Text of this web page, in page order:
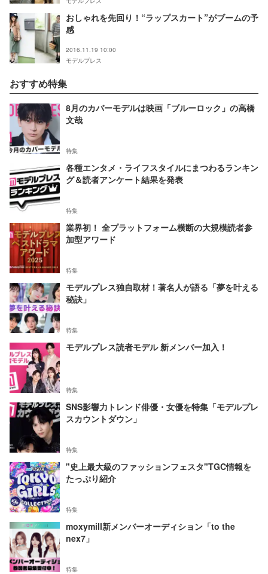
おしゃれを先回り！“ラップスカート”がブームの予
感
2016.11.19 10:00
モデルプレス
おすすめ特集
8月のカバーモデルは映画「ブルーロック」の高橋
文哉
特集
各種エンタメ・ライフスタイルにまつわるランキン
グ＆読者アンケート結果を発表
特集
業界初！ 全プラットフォーム横断の大規模読者参
加型アワード
特集
モデルプレス独自取材！著名人が語る「夢を叶える
秘訣」
特集
モデルプレス読者モデル 新メンバー加入！
特集
SNS影響力トレンド俳優・女優を特集「モデルプレ
スカウントダウン」
特集
"史上最大級のファッションフェスタ"TGC情報を
たっぷり紹介
特集
moxymill新メンバーオーディション「to the
nex7」
特集